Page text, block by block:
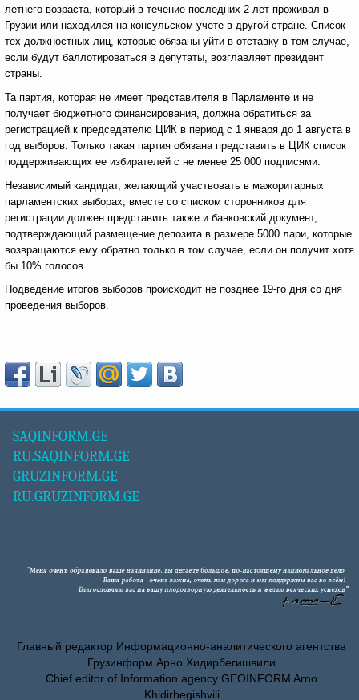
летнего возраста, который в течение последних 2 лет проживал в
Грузии или находился на консульском учете в другой стране. Список
тех должностных лиц, которые обязаны уйти в отставку в том случае,
если будут баллотироваться в депутаты, возглавляет президент
страны.
Та партия, которая не имеет представителя в Парламенте и не
получает бюджетного финансирования, должна обратиться за
регистрацией к председателю ЦИК в период с 1 января до 1 августа в
год выборов. Только такая партия обязана представить в ЦИК список
поддерживающих ее избирателей с не менее 25 000 подписями.
Независимый кандидат, желающий участвовать в мажоритарных
парламентских выборах, вместе со списком сторонников для
регистрации должен представить также и банковский документ,
подтверждающий размещение депозита в размере 5000 лари, которые
возвращаются ему обратно только в том случае, если он получит хотя
бы 10% голосов.
Подведение итогов выборов происходит не позднее 19-го дня со дня
проведения выборов.
SAQINFORM.GE
RU.SAQINFORM.GE
GRUZINFORM.GE
RU.GRUZINFORM.GE
Главный редактор Информационно-аналитического агентства
Грузинформ Арно Хидирбегишвили
Chief editor of Information agency GEOINFORM Arno
Khidirbegishvili